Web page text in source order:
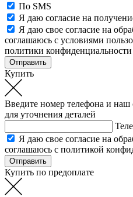
По SMS
Я даю согласие на
Я даю свое согласие на
соглашаюсь с условиями
политики конфиденциальности
Купить
Введите номер телефона и наш
для уточнения деталей
Я даю свое согласие на
соглашаюсь с политикой
Купить по предоплате